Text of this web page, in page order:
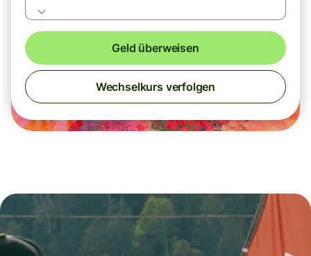
Geld überweisen
Wechselkurs verfolgen